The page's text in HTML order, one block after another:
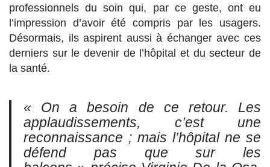
professionnels du soin qui, par ce geste, ont eu
l’impression d’avoir été compris par les usagers.
Désormais, ils aspirent aussi à échanger avec ces
derniers sur le devenir de l’hôpital et du secteur de
la santé.
« On a besoin de ce retour. Les
applaudissements, c’est une
reconnaissance ; mais l’hôpital ne se
défend pas que sur les